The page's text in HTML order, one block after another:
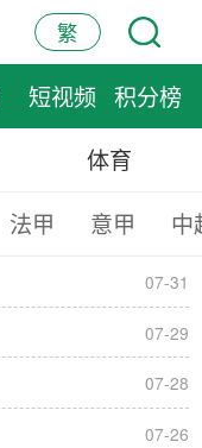
繁
短视频 积分榜
体育
法甲 意甲 中
07-31
07-29
07-28
07-26